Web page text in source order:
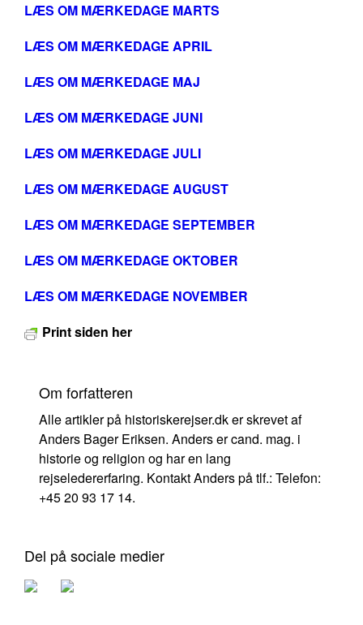
LÆS OM MÆRKEDAGE MARTS
LÆS OM MÆRKEDAGE APRIL
LÆS OM MÆRKEDAGE MAJ
LÆS OM MÆRKEDAGE JUNI
LÆS OM MÆRKEDAGE JULI
LÆS OM MÆRKEDAGE AUGUST
LÆS OM MÆRKEDAGE SEPTEMBER
LÆS OM MÆRKEDAGE OKTOBER
LÆS OM MÆRKEDAGE NOVEMBER
Print siden her
Om forfatteren
Alle artikler på historiskerejser.dk er skrevet af
Anders Bager Eriksen. Anders er cand. mag. i
historie og religion og har en lang
rejseledererfaring. Kontakt Anders på tlf.: Telefon:
+45 20 93 17 14.
Del på sociale medier